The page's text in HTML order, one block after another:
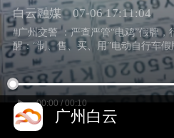
白云融媒 07-06 17:11:04
#广州交警 ：严查严管“电鸡”假牌，
醒：“制、售、买、用”电动自行车
00:00 / 00:10
广州白云